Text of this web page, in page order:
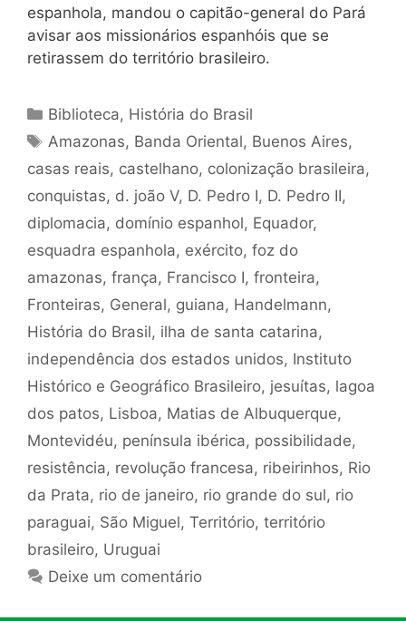
espanhola, mandou o capitão-general do Pará
avisar aos missionários espanhóis que se
retirassem do território brasileiro.
Categorias
Biblioteca, História do Brasil
Tags
Amazonas, Banda Oriental, Buenos Aires,
casas reais, castelhano, colonização brasileira,
conquistas, d. joão V, D. Pedro I, D. Pedro II,
diplomacia, domínio espanhol, Equador,
esquadra espanhola, exército, foz do
amazonas, frança, Francisco I, fronteira,
Fronteiras, General, guiana, Handelmann,
História do Brasil, ilha de santa catarina,
independência dos estados unidos, Instituto
Histórico e Geográfico Brasileiro, jesuítas, lagoa
dos patos, Lisboa, Matias de Albuquerque,
Montevidéu, península ibérica, possibilidade,
resistência, revolução francesa, ribeirinhos, Rio
da Prata, rio de janeiro, rio grande do sul, rio
paraguai, São Miguel, Território, território
brasileiro, Uruguai
Deixe um comentário